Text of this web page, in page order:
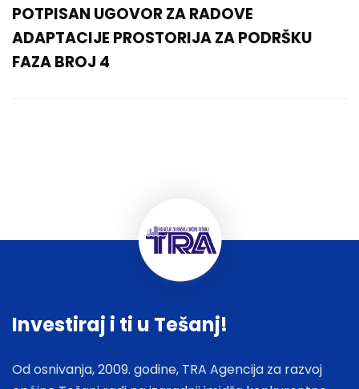
POTPISAN UGOVOR ZA RADOVE
ADAPTACIJE PROSTORIJA ZA PODRŠKU
FAZA BROJ 4
Investiraj i ti u Tešanj!
Od osnivanja, 2009. godine, TRA Agencija za razvoj